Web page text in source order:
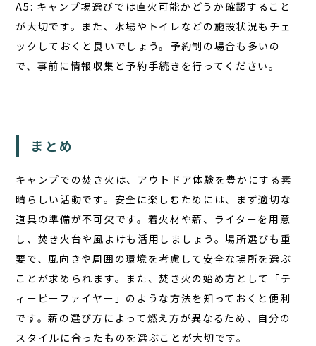
A5: キャンプ場選びでは直火可能かどうか確認すること
が大切です。また、水場やトイレなどの施設状況もチェ
ックしておくと良いでしょう。予約制の場合も多いの
で、事前に情報収集と予約手続きを行ってください。
まとめ
キャンプでの焚き火は、アウトドア体験を豊かにする素
晴らしい活動です。安全に楽しむためには、まず適切な
道具の準備が不可欠です。着火材や薪、ライターを用意
し、焚き火台や風よけも活用しましょう。場所選びも重
要で、風向きや周囲の環境を考慮して安全な場所を選ぶ
ことが求められます。また、焚き火の始め方として「テ
ィーピーファイヤー」のような方法を知っておくと便利
です。薪の選び方によって燃え方が異なるため、自分の
スタイルに合ったものを選ぶことが大切です。